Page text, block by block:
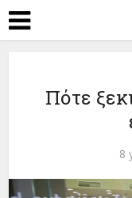
Πότε
8